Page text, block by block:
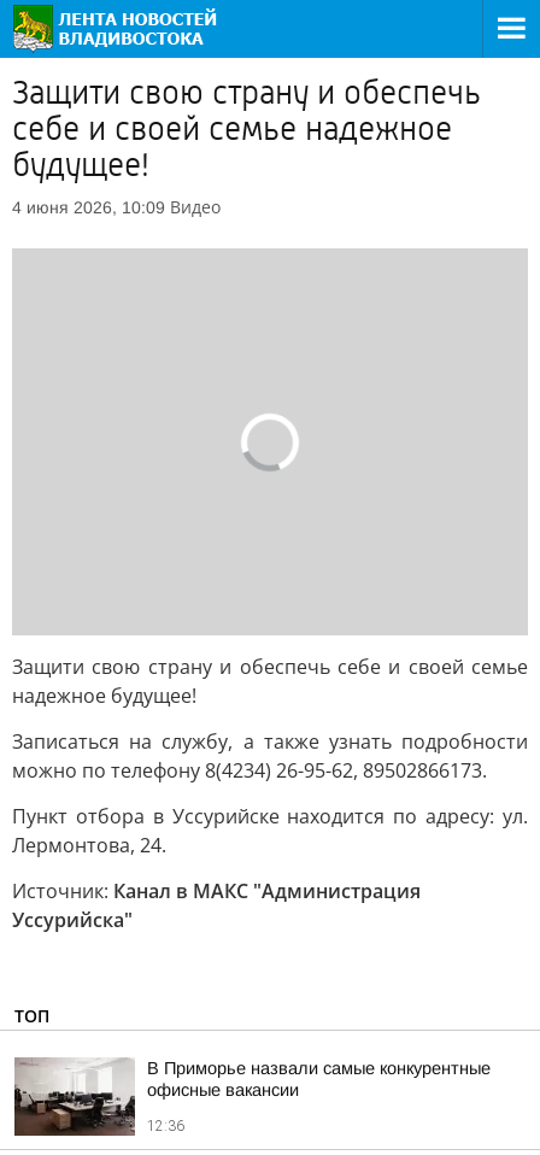
Защити свою страну и обеспечь
себе и своей семье надежное
будущее!
4 июня 2026, 10:09 Видео
Защити свою страну и обеспечь себе и своей семье
надежное будущее!
Записаться на службу, а также узнать подробности
можно по телефону 8(4234) 26-95-62, 89502866173.
Пункт отбора в Уссурийске находится по адресу: ул.
Лермонтова, 24.
Источник: Канал в МАКС "Администрация
Уссурийска"
ТОП
В Приморье назвали самые конкурентные
офисные вакансии
12:36